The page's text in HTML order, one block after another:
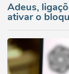
Adeus,
ativar o